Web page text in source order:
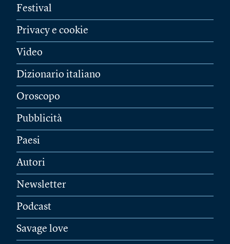
Festival
Privacy e cookie
Video
Dizionario italiano
Oroscopo
Pubblicità
Paesi
Autori
Newsletter
Podcast
Savage love